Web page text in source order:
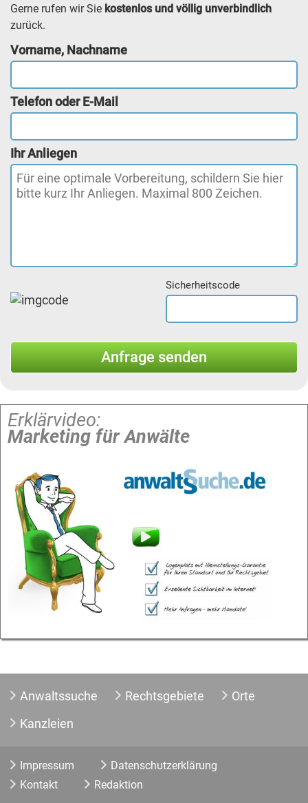
Gerne rufen wir Sie kostenlos und völlig unverbindlich
zurück.
Vorname, Nachname
Telefon oder E-Mail
Ihr Anliegen
Sicherheitscode
Erklärvideo:
Marketing für Anwälte
Anwaltssuche Rechtsgebiete
Orte
Kanzleien
Impressum
Datenschutzerklärung
Kontakt
Redaktion